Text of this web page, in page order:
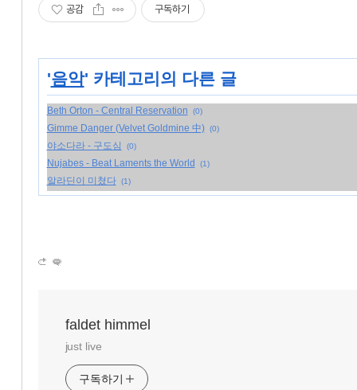
공감 구독하기
'음악' 카테고리의 다른 글
Beth Orton - Central Reservation (0)
Gimme Danger (Velvet Goldmine 中) (0)
야소다라 - 구도심 (0)
Nujabes - Beat Laments the World (1)
알라딘이 미쳤다 (1)
faldet himmel
just live
구독하기